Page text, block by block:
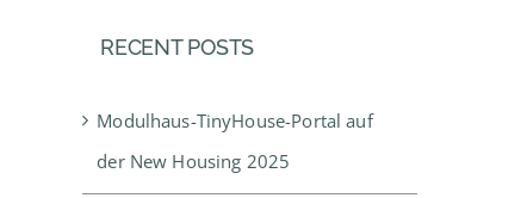
RECENT POSTS
Modulhaus-TinyHouse-Portal auf
der New Housing 2025